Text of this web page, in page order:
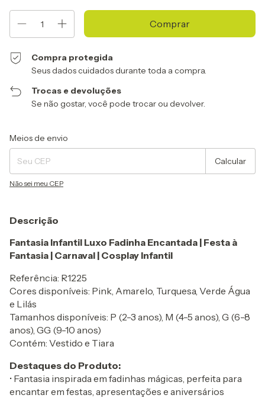
Compra protegida
Seus dados cuidados durante toda a compra.
Trocas e devoluções
Se não gostar, você pode trocar ou devolver.
Entregas para o CEP:
Meios de envio
Calcular
Não sei meu CEP
Descrição
Fantasia Infantil Luxo Fadinha Encantada | Festa à
Fantasia | Carnaval | Cosplay Infantil
Referência: R1225
Cores disponíveis: Pink, Amarelo, Turquesa, Verde Água
e Lilás
Tamanhos disponíveis: P (2-3 anos), M (4-5 anos), G (6-8
anos), GG (9-10 anos)
Contém: Vestido e Tiara
Destaques do Produto:
• Fantasia inspirada em fadinhas mágicas, perfeita para
encantar em festas, apresentações e aniversários